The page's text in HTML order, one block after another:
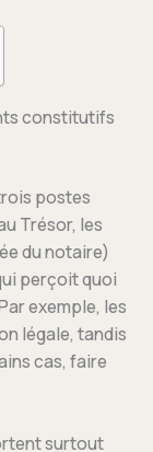
constitutifs
postes
Trésor, les
du notaire)
perçoit quoi
exemple, les
légale, tandis
cas, faire
surtout